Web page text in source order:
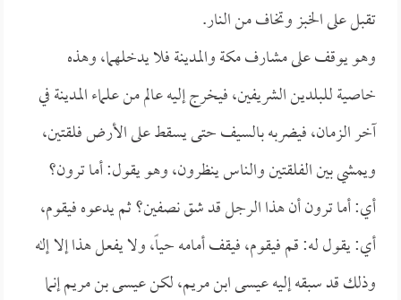
تقبل على الخبز وتخاف من النار.
وهو يوقف على مشارف مكة والمدينة فلا يدخلهما، وهذه
خاصية للبلدين الشريفين، فيخرج إليه عالم من علماء المدينة في
آخر الزمان، فيضربه بالسيف حتى يسقط على الأرض فلقتين،
ويمشي بين الفلقتين والناس ينظرون، وهو يقول: أما ترون؟
أي: أما ترون أن هذا الرجل قد شق نصفين؟ ثم يدعوه فيقوم،
أي: يقول له: قم فيقوم، فيقف أمامه حياً، ولا يفعل هذا إلا إله
وذلك قد سبقه إليه عيسى ابن مريم، لكن عيسى بن مريم إنما